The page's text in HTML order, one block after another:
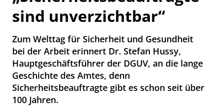
sind unverzichtbar“
Zum Welttag für Sicherheit und Gesundheit
bei der Arbeit erinnert Dr. Stefan Hussy,
Hauptgeschäftsführer der DGUV, an die lange
Geschichte des Amtes, denn
Sicherheitsbeauftragte gibt es schon seit über
100 Jahren.